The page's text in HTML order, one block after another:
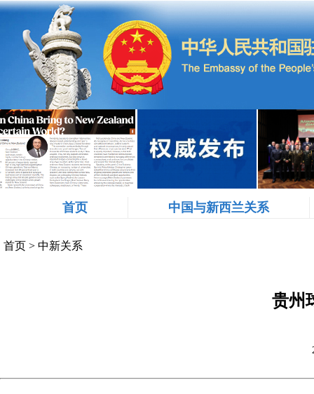
首页 中国与新西兰关系
首页 > 中新关系
贵州